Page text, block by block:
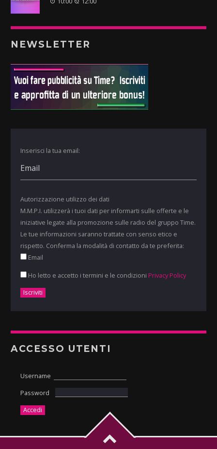
NEWSLETTER
Inserisci la tua email:
Autorizzazione utilizzo dei dati
M.M.P.I. utilizzerà i tuoi dati per informarti sulle offerte e le
iniziative legate alla promozione sulle radio del gruppo Time.
Le tue informazioni saranno trattate con senso etico e
rispetto. Conferma la modalità di contatto da te preferita:
Email
Ho letto e accetto i termini e le condizioni Privacy Policy
ACCESSO UTENTI
Username
Password